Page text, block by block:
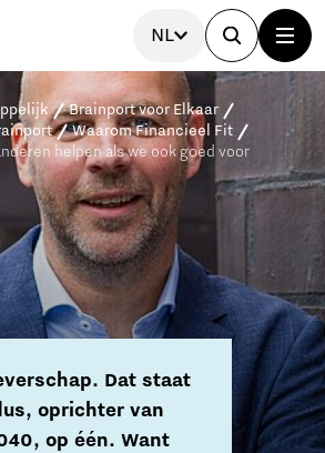
NL
Brainport voor Elkaar
Waarom Financieel Fit
helpen als we ook goed voor
Dat staat
oprichter van
op één. Want